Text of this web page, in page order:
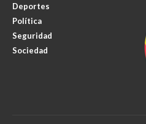
Deportes
Política
Seguridad
Sociedad